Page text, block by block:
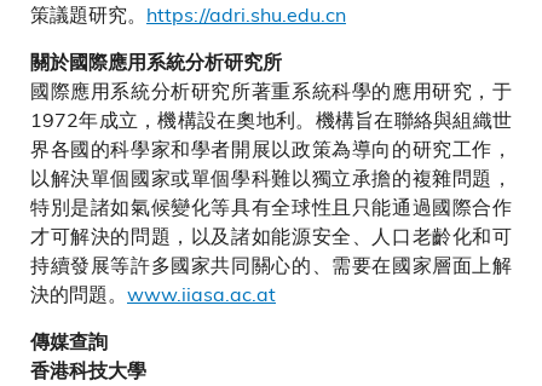
策議題研究。 https://adri.shu.edu.cn
關於國際應用系統分析研究所
國際應用系統分析研究所著重系統科學的應用研究，于
1972年成立，機構設在奧地利。機構旨在聯絡與組織世
界各國的科學家和學者開展以政策為導向的研究工作，
以解決單個國家或單個學科難以獨立承擔的複雜問題，
特別是諸如氣候變化等具有全球性且只能通過國際合作
才可解決的問題，以及諸如能源安全、人口老齡化和可
持續發展等許多國家共同關心的、需要在國家層面上解
決的問題。 www.iiasa.ac.at
傳媒查詢
香港科技大學